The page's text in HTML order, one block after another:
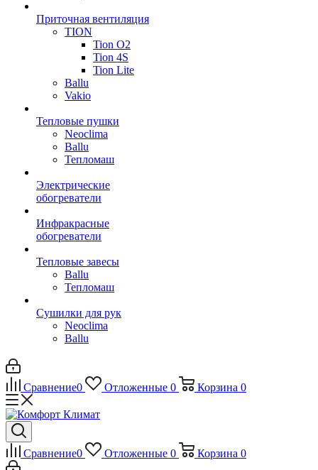
Приточная вентиляция
TION
Tion O2
Tion 4S
Tion Lite
Ballu
Vakio
Тепловые пушки
Neoclima
Ballu
Тепломаш
Электрические
обогреватели
Инфракрасные
обогреватели
Тепловые завесы
Ballu
Тепломаш
Сушилки для рук
Neoclima
Ballu
Сравнение0 Отложенные 0 Корзина 0
Сравнение0 Отложенные 0 Корзина 0